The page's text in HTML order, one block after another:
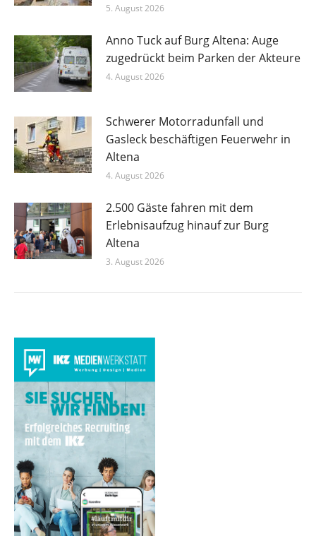
5. August 2026
Anno Tuck auf Burg Altena: Auge
zugedrückt beim Parken der Akteure
4. August 2026
Schwerer Motorradunfall und
Gasleck beschäftigen Feuerwehr in
Altena
4. August 2026
2.500 Gäste fahren mit dem
Erlebnisaufzug hinauf zur Burg
Altena
3. August 2026